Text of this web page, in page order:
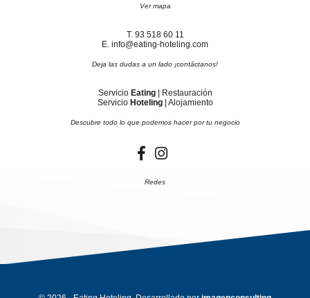
Ver mapa
T. 93 518 60 11
E. info@eating-hoteling.com
Deja las dudas a un lado ¡contáctanos!
Servicio Eating| Restauración
Servicio Hoteling| Alojamiento
Descubre todo lo que podemos hacer por tu negocio
Redes